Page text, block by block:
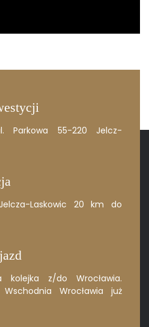
Parkowa 55-220 Jelcz-
Laskowic 20 km do
kolejka z/do Wrocławia.
Wrocławia już